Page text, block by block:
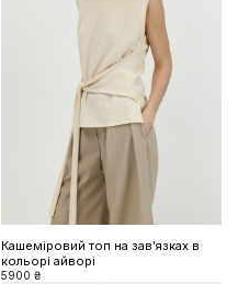
Кашеміровий топ на завʼязках в
кольорі айворі
5900 ₴